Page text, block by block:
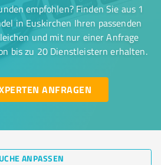
empfohlen? Finden Sie aus 1
in Euskirchen Ihren passenden
und mit nur einer Anfrage
bis zu 20 Dienstleistern erhalten.
ANFRAGEN
ANPASSEN